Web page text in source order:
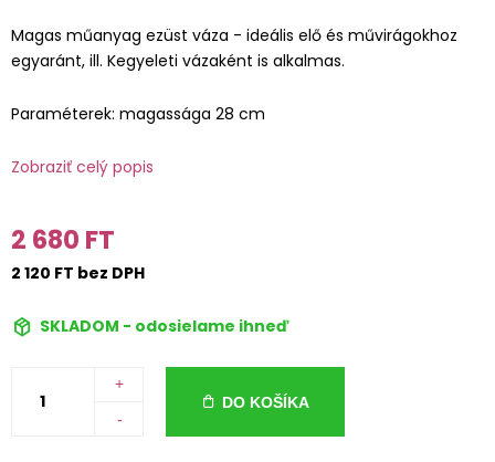
Magas műanyag ezüst váza - ideális elő és művirágokhoz
egyaránt, ill. Kegyeleti vázaként is alkalmas.
Paraméterek: magassága 28 cm
Zobraziť celý popis
2 680 FT
2 120 FT bez DPH
SKLADOM - odosielame ihneď
+
-
DO KOŠÍKA